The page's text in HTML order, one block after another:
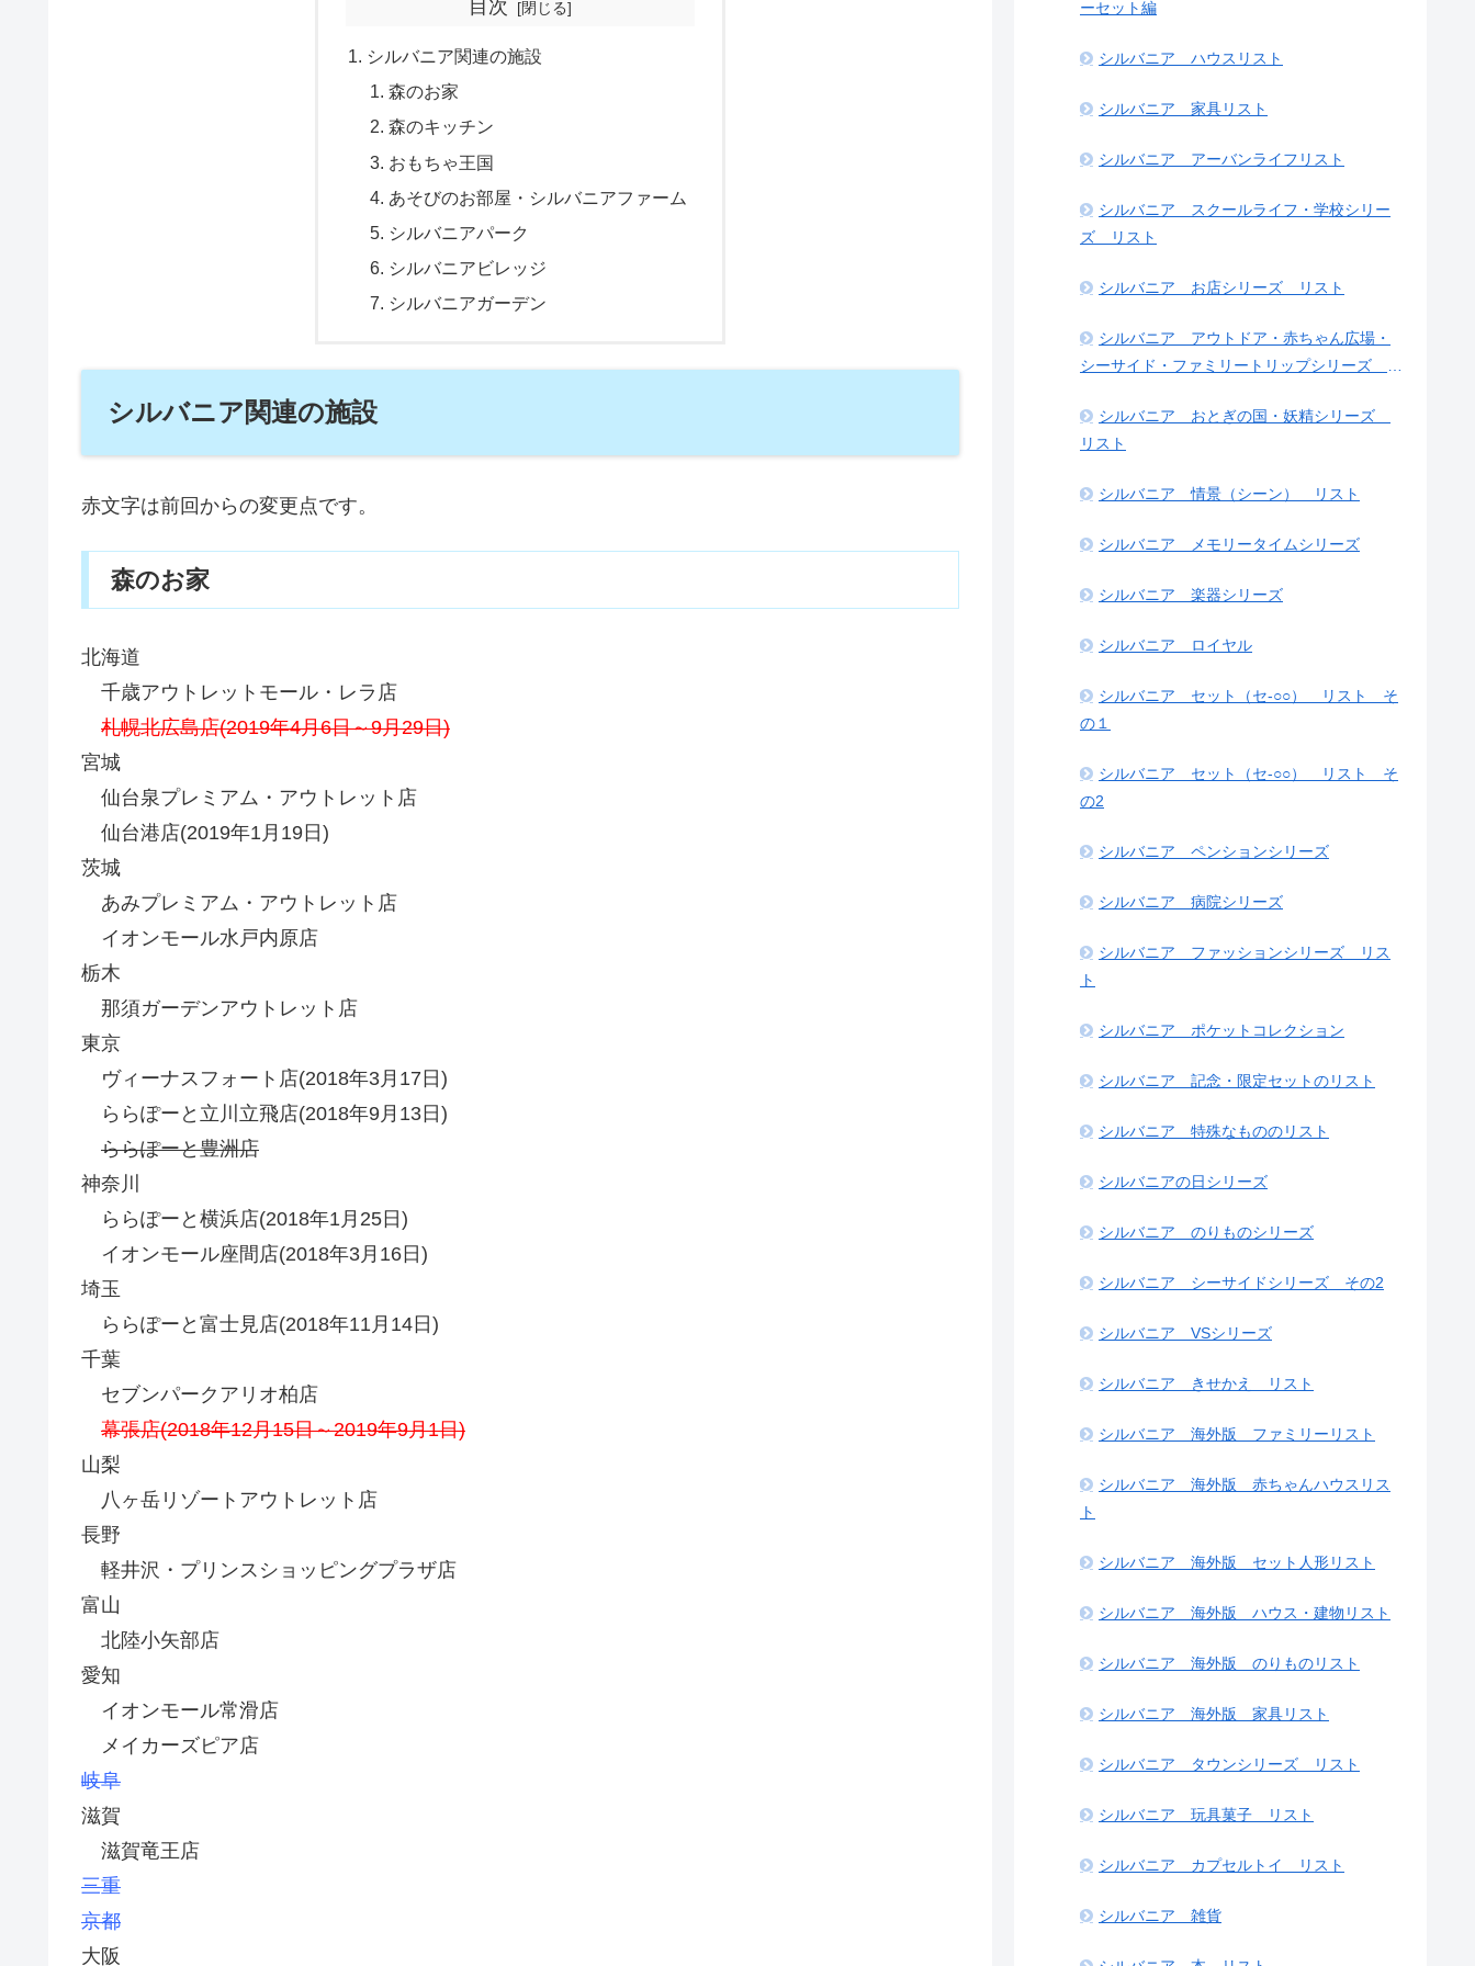
目次
シルバニア関連の施設
森のお家
森のキッチン
おもちゃ王国
あそびのお部屋・シルバニアファーム
シルバニアパーク
シルバニアビレッジ
シルバニアガーデン
シルバニア関連の施設
赤文字は前回からの変更点です。
森のお家
北海道
千歳アウトレットモール・レラ店
札幌北広島店(2019年4月6日～9月29日)
宮城
仙台泉プレミアム・アウトレット店
仙台港店(2019年1月19日)
茨城
あみプレミアム・アウトレット店
イオンモール水戸内原店
栃木
那須ガーデンアウトレット店
東京
ヴィーナスフォート店(2018年3月17日)
ららぽーと立川立飛店(2018年9月13日)
ららぽーと豊洲店
神奈川
ららぽーと横浜店(2018年1月25日)
イオンモール座間店(2018年3月16日)
埼玉
ららぽーと富士見店(2018年11月14日)
千葉
セブンパークアリオ柏店
幕張店(2018年12月15日～2019年9月1日)
山梨
八ヶ岳リゾートアウトレット店
長野
軽井沢・プリンスショッピングプラザ店
富山
北陸小矢部店
愛知
イオンモール常滑店
メイカーズピア店
岐阜
滋賀
滋賀竜王店
三重
京都
大阪
ーセット編
シルバニア ハウスリスト
シルバニア 家具リスト
シルバニア アーバンライフリスト
シルバニア スクールライフ・学校シリー
ズ リスト
シルバニア お店シリーズ リスト
シルバニア アウトドア・赤ちゃん広場・
シーサイド・ファミリートリップシリーズ リ
シルバニア おとぎの国・妖精シリーズ
リスト
シルバニア 情景（シーン） リスト
シルバニア メモリータイムシリーズ
シルバニア 楽器シリーズ
シルバニア ロイヤル
シルバニア セット（セ-○○） リスト そ
の１
シルバニア セット（セ-○○） リスト そ
の2
シルバニア ペンションシリーズ
シルバニア 病院シリーズ
シルバニア ファッションシリーズ リス
ト
シルバニア ポケットコレクション
シルバニア 記念・限定セットのリスト
シルバニア 特殊なもののリスト
シルバニアの日シリーズ
シルバニア のりものシリーズ
シルバニア シーサイドシリーズ その2
シルバニア VSシリーズ
シルバニア きせかえ リスト
シルバニア 海外版 ファミリーリスト
シルバニア 海外版 赤ちゃんハウスリス
ト
シルバニア 海外版 セット人形リスト
シルバニア 海外版 ハウス・建物リスト
シルバニア 海外版 のりものリスト
シルバニア 海外版 家具リスト
シルバニア タウンシリーズ リスト
シルバニア 玩具菓子 リスト
シルバニア カプセルトイ リスト
シルバニア 雑貨